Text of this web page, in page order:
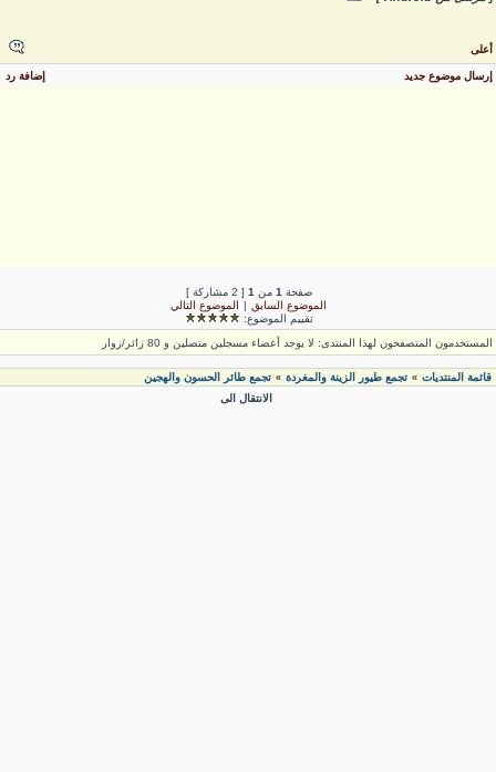
أعلى
إرسال موضوع جديد إضافة رد
صفحة1 من [ 2 مشاركة ]
الموضوع السابق| الموضوع التالي
تقييم الموضوع:
المستخدمون المتصفحون لهذا المنتدى: لا يوجد أعضاء مسجلين متصلين و 80 زائر/زوار
قائمة المنتديات» تجمع طيور الزينة والمغردة» تجمع طائر الحسون والهجين
الانتقال الى